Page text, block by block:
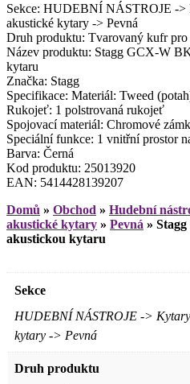
Sekce: HUDEBNÍ NÁSTROJE ->
akustické kytary -> Pevná
Druh produktu: Tvarovaný kufr pro
Název produktu: Stagg GCX-W
kytaru
Značka: Stagg
Specifikace: Materiál: Tweed
Rukojeť: 1 polstrovaná rukojeť
Spojovací materiál: Chromové
Speciální funkce: 1 vnitřní prostor
Barva: Černá
Kod produktu: 25013920
EAN: 5414428139207
Domů » Obchod » Hudební
akustické kytary » Pevná »
akustickou kytaru
Sekce
HUDEBNÍ NÁSTROJE ->
kytary -> Pevná
Druh produktu